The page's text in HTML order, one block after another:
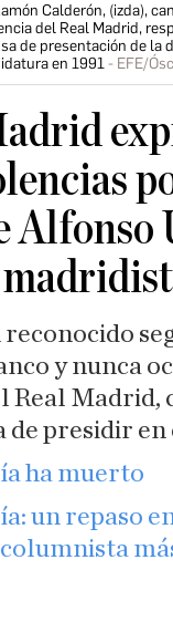
Calderón, (izda),
del Real Madrid,
de presentación de la
en 1991
EFE/
Alfonso
reconocido
y nunca
Real Madrid,
de presidir en
ha muerto
un repaso